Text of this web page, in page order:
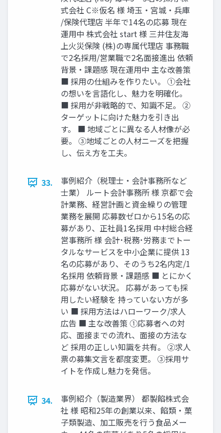
式会社 C※仮名 様 埼玉・宮城・兵庫
/保険代理店 半年で14名の応募 現在
運用中 株式会社 start 様 三井住友海
上火災保険 (株)の専属代理店 事務職
で2名採用/営業職で2名面接進出 依頼
背景・課題感 現在運用中 主な改善策
■ 採用の仕組みを作りたい。 ①会社
の想いを言語化し、魅力を明確化。
■ 採用が非戦略的で、知識不足。 ②
ターゲットに向けた魅力を引き出
す。 ■ 地域ごとに異なる人材像が必
要。 ③地域ごとの人材ニーズを把握
し、伝え方を工夫。
33.
事例紹介（税理士・会計事務所など
士業） ルート会計事務所 様 京都で会
計業務、経営計画と資金繰りの管理
業務を展開 応募数ゼロから15名の応
募があり、正社員1名採用 中村総合経
営事務所 様 会計･税務･労務までトー
タルなサービスを中小企業に提供 13
名の応募があり、そのうち2名内定/1
名採用 依頼背景・課題感 ■ とにかく
応募がない状況。 応募があっても採
用したい経験を 持っていない方が多
い ■ 採用方法はハローワーク/求人
広告 ■ 主な改善策 ①応募者への対
応、面接までの流れ、面接の方法な
ど 採用の正しい知識を共有。 ②求人
票の募集文言を都度変更。 ③採用サ
イトを作成し魅力を発信。
34.
事例紹介（製造業界） 都製餡株式会
社 様 昭和25年の創業以来、餡類・菓
子類製造、加工販売を行う食品メー